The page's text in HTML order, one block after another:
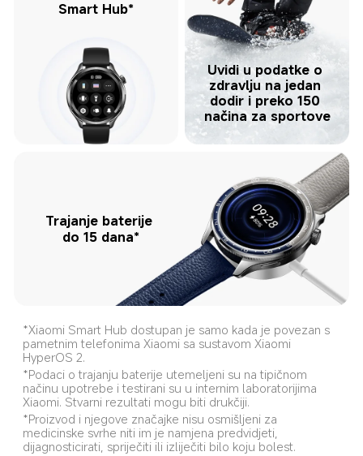
Smart Hub*
Uvidi u podatke o
zdravlju na jedan
dodir i preko 150
načina za sportove
Trajanje baterije
do 15 dana*
*Xiaomi Smart Hub dostupan je samo kada je povezan s
pametnim telefonima Xiaomi sa sustavom Xiaomi
HyperOS 2.
*Podaci o trajanju baterije utemeljeni su na tipičnom
načinu upotrebe i testirani su u internim laboratorijima
Xiaomi. Stvarni rezultati mogu biti drukčiji.
*Proizvod i njegove značajke nisu osmišljeni za
medicinske svrhe niti im je namjena predvidjeti,
dijagnosticirati, spriječiti ili izliječiti bilo koju bolest.